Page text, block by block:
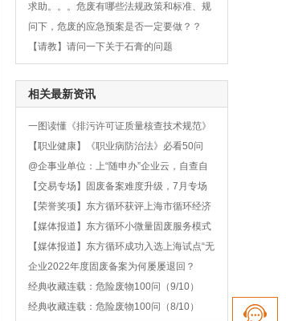
求助。。。危废有哪些法规政策和标准、规
范
问下，危废的应急预案是否一定要做？？
【请教】请问一下关于石膏的问题
相关最新资讯
一图读懂《排污许可证质量核查技术规范》
（HJ1299-2023）
【职业健康】《职业病防治法》必看50问
答！
@企事业单位：上“随申办”企业云，自查自
纠安全...
【交易专场】固废备案难度升级，7月专场
专为企业固废打造
【荣誉奖项】东方循环获评上海市循环经济
资源综合...
【媒体报道】东方循环小微量固废服务模式
再登《中...
【媒体报道】东方循环成功入选上海试点“无
废城市...
企业2022年度固废备案为何屡屡退回？
经典收藏连载：危险废物100问（9/10）
经典收藏连载：危险废物100问（8/10）